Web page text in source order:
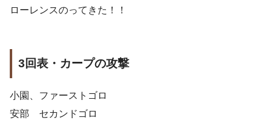
ローレンスのってきた！！
3回表・カープの攻撃
小園、ファーストゴロ
安部 セカンドゴロ